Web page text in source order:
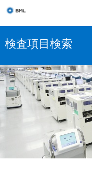
検査項目検索